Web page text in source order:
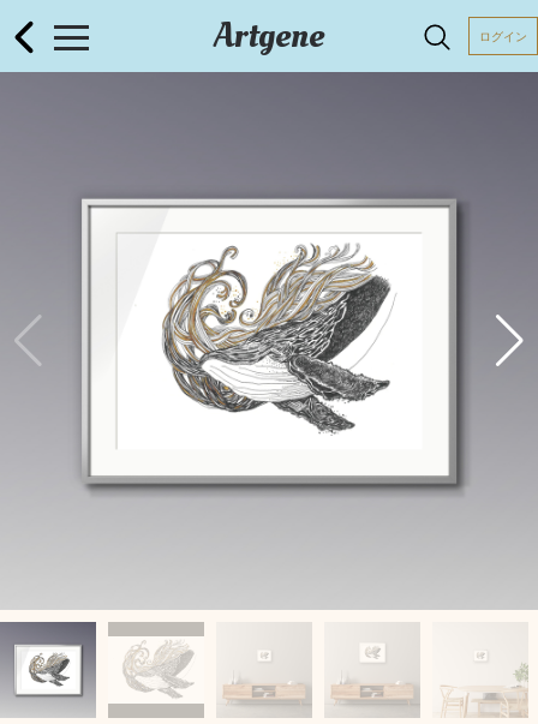
Artgene ログイン